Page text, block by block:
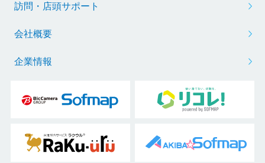
訪問・店頭サポート
会社概要
企業情報